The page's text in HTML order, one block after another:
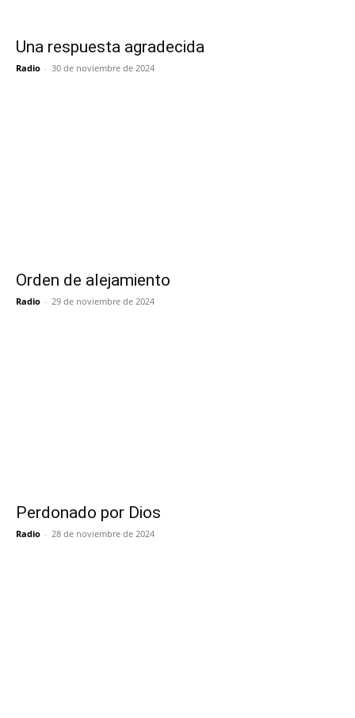
Una respuesta agradecida
Radio - 30 de noviembre de 2024
Orden de alejamiento
Radio - 29 de noviembre de 2024
Perdonado por Dios
Radio - 28 de noviembre de 2024